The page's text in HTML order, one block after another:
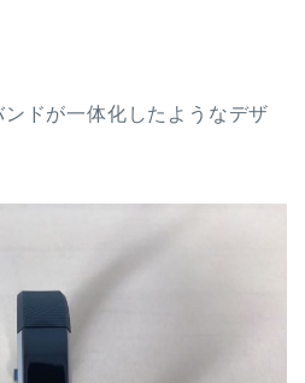
ドが一体化したようなデザ